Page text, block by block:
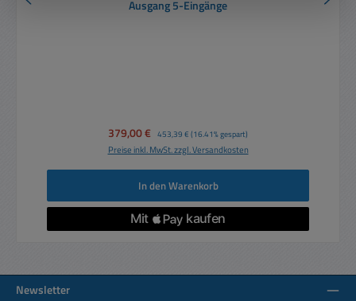
Ausgang 5-Eingänge
Verkaufspreis:
379,00 € Regulärer Preis:
453,39 € (16.41% gespart)
Preise inkl. MwSt. zzgl. Versandkosten
In den Warenkorb
Newsletter